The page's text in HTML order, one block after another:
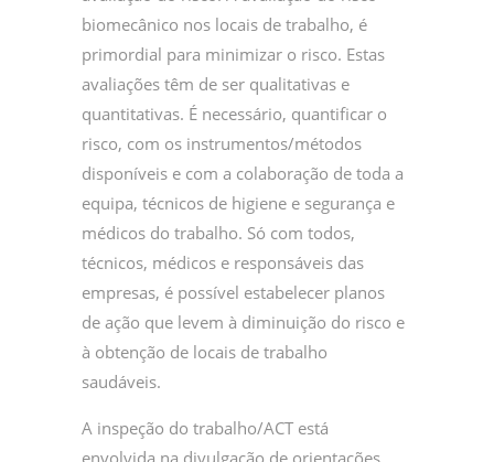
biomecânico nos locais de trabalho, é
primordial para minimizar o risco. Estas
avaliações têm de ser qualitativas e
quantitativas. É necessário, quantificar o
risco, com os instrumentos/métodos
disponíveis e com a colaboração de toda a
equipa, técnicos de higiene e segurança e
médicos do trabalho. Só com todos,
técnicos, médicos e responsáveis das
empresas, é possível estabelecer planos
de ação que levem à diminuição do risco e
à obtenção de locais de trabalho
saudáveis.
A inspeção do trabalho/ACT está